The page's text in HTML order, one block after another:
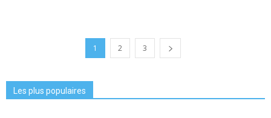
1 2 3
Les plus populaires